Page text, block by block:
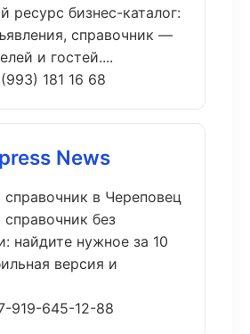
ресурс бизнес-каталог:
справочник —
и гостей....
181 16 68
News
в Череповец
без
найдите нужное за 10
версия и
919-645-12-88